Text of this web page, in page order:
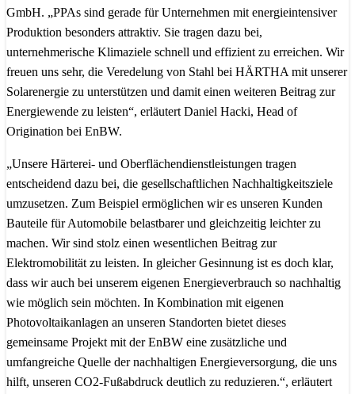
GmbH. „PPAs sind gerade für Unternehmen mit energieintensiver
Produktion besonders attraktiv. Sie tragen dazu bei,
unternehmerische Klimaziele schnell und effizient zu erreichen. Wir
freuen uns sehr, die Veredelung von Stahl bei HÄRTHA mit unserer
Solarenergie zu unterstützen und damit einen weiteren Beitrag zur
Energiewende zu leisten“, erläutert Daniel Hacki, Head of
Origination bei EnBW.
„Unsere Härterei- und Oberflächendienstleistungen tragen
entscheidend dazu bei, die gesellschaftlichen Nachhaltigkeitsziele
umzusetzen. Zum Beispiel ermöglichen wir es unseren Kunden
Bauteile für Automobile belastbarer und gleichzeitig leichter zu
machen. Wir sind stolz einen wesentlichen Beitrag zur
Elektromobilität zu leisten. In gleicher Gesinnung ist es doch klar,
dass wir auch bei unserem eigenen Energieverbrauch so nachhaltig
wie möglich sein möchten. In Kombination mit eigenen
Photovoltaikanlagen an unseren Standorten bietet dieses
gemeinsame Projekt mit der EnBW eine zusätzliche und
umfangreiche Quelle der nachhaltigen Energieversorgung, die uns
hilft, unseren CO2-Fußabdruck deutlich zu reduzieren.“, erläutert